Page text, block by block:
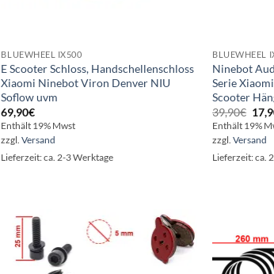
BLUEWHEEL IX500
E Scooter Schloss, Handschellenschloss
Xiaomi Ninebot Viron Denver NIU
Soflow uvm
69,90€
Enthält 19% Mwst
zzgl.Versand
Lieferzeit: ca. 2-3 Werktage
BLUEWHEEL
Ninebot
Serie
Scooter
39,90€
war:
Enthält 19%
zzgl.Versand
Lieferzeit: ca.
Auf die
Wunschliste